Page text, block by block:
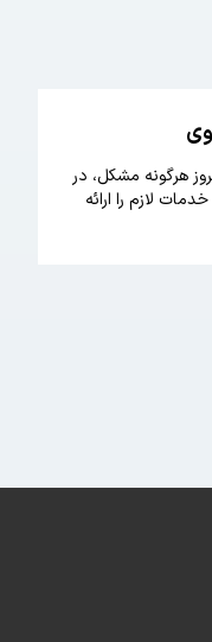
هرگونه مشکل، در
لازم را ارائه